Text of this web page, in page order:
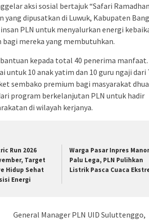
aksi sosial bertajuk “Safari
yang dipusatkan di Luwuk, Kabupaten
PLN untuk menyalurkan energi
mereka yang membutuhkan.
kepada total 40 penerima manfaat.
10 anak yatim dan 10 guru ngaji dari
sembako premium bagi masyarakat
program berkelanjutan PLN untuk hadir
di wilayah kerjanya.
Run 2026
Target
Hidup Sehat
Energi
Warga Pasar Inpres
Palu Lega, PLN Pulihkan
Listrik Pasca Cuaca
General Manager PLN UID Suluttenggo,